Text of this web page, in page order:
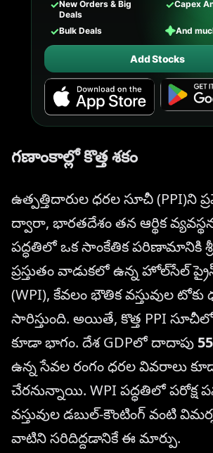
✓New Orders & Big
Deals
✓Capex
✓Bulk Deals ✦And
Add Stocks
గణాంకాల్లో కొత్త శకం
ఉత్పత్తిదారుల ధరల సూచీ (PPI)ని
ద్వారా, భారతదేశం తన ఆర్థిక
పద్ధతిలో ఒక సాంకేతిక పరిణామానికి
ప్రస్తుతం వాడుకలో ఉన్న హోల్‌సేల్
(WPI), కేవలం భౌతిక వస్తువుల టోకు
సారిస్తుంది. అయితే, కొత్త PPI
కూడా భాగం. దేశ GDPలో దాదాపు
ఉన్న సేవల రంగం ధరల వివరాలు
చేరనున్నాయి. WPI పద్ధతిలో పరోక్ష
వస్తువుల డబుల్-కౌంటింగ్ వంటి
వాటిని సరిదిద్దడానికే ఈ మార్పు.